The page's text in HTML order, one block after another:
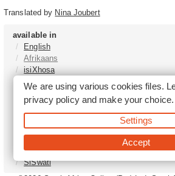
Translated by Nina Joubert
available in
English
Afrikaans
isiXhosa
isiZulu
Sesotho
Tshivenḓa
Sepedi
isiNdebele
Xitsonga
Setswana
SiSwati
We are using various cookies files.
privacy policyand make your choice.
Settings
Accept